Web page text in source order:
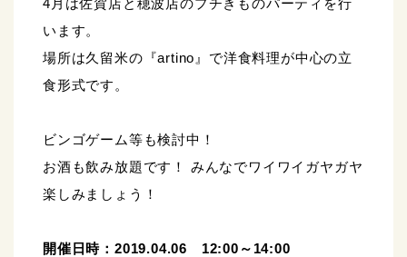
4月は佐賀店と穂波店のプチきものパーティを行
います。
場所は久留米の『artino』で洋食料理が中心の立
食形式です。
ビンゴゲーム等も検討中！
お酒も飲み放題です！ みんなでワイワイガヤガヤ
楽しみましょう！
開催日時：2019.04.06 12:00～14:00